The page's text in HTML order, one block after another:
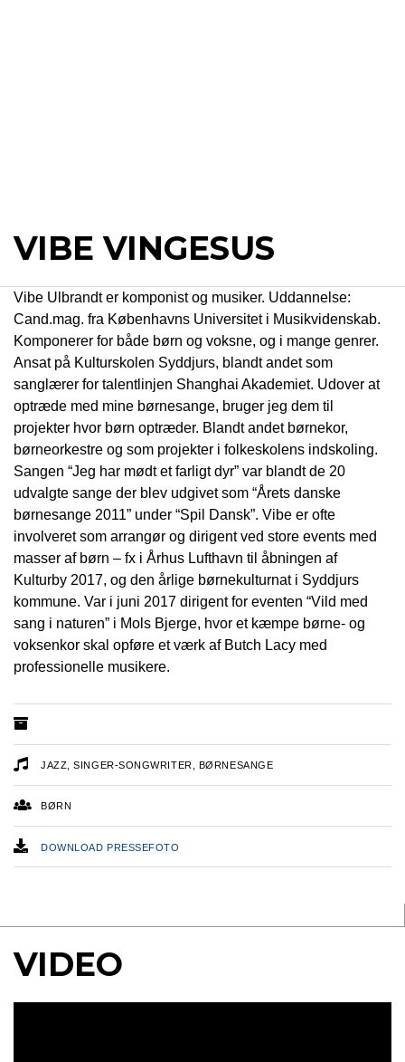
VIBE VINGESUS
Vibe Ulbrandt er komponist og musiker. Uddannelse:
Cand.mag. fra Københavns Universitet i Musikvidenskab.
Komponerer for både børn og voksne, og i mange genrer.
Ansat på Kulturskolen Syddjurs, blandt andet som
sanglærer for talentlinjen Shanghai Akademiet. Udover at
optræde med mine børnesange, bruger jeg dem til
projekter hvor børn optræder. Blandt andet børnekor,
børneorkestre og som projekter i folkeskolens indskoling.
Sangen “Jeg har mødt et farligt dyr” var blandt de 20
udvalgte sange der blev udgivet som “Årets danske
børnesange 2011” under “Spil Dansk”. Vibe er ofte
involveret som arrangør og dirigent ved store events med
masser af børn – fx i Århus Lufthavn til åbningen af
Kulturby 2017, og den årlige børnekulturnat i Syddjurs
kommune. Var i juni 2017 dirigent for eventen “Vild med
sang i naturen” i Mols Bjerge, hvor et kæmpe børne- og
voksenkor skal opføre et værk af Butch Lacy med
professionelle musikere.
JAZZ, SINGER-SONGWRITER, BØRNESANGE
BØRN
DOWNLOAD PRESSEFOTO
VIDEO